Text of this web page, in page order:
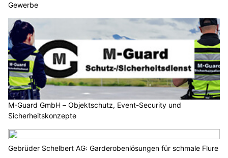
Gewerbe
M-Guard GmbH – Objektschutz, Event-Security und
Sicherheitskonzepte
Gebrüder Schelbert AG: Garderobenlösungen für schmale Flure